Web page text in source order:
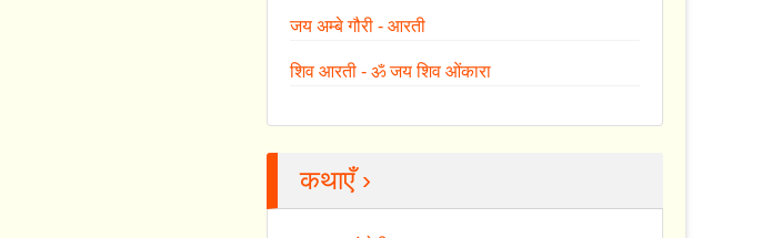
जय अम्बे गौरी - आरती
शिव आरती - ॐ जय शिव ओंकारा
कथाएँ ›